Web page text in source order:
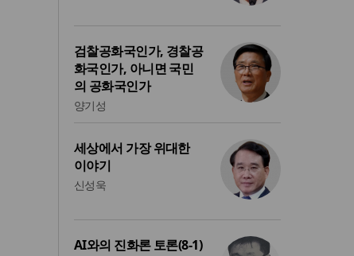
검찰공화국인가, 경찰공
화국인가, 아니면 국민
의 공화국인가
양기성
세상에서 가장 위대한
이야기
신성욱
AI와의 진화론 토론(8-1)